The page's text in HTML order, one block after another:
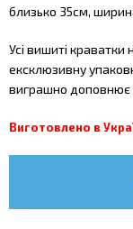
близько 35см,
Усі вишиті
ексклюзивну
виграшно доповнює
Виготовлено в